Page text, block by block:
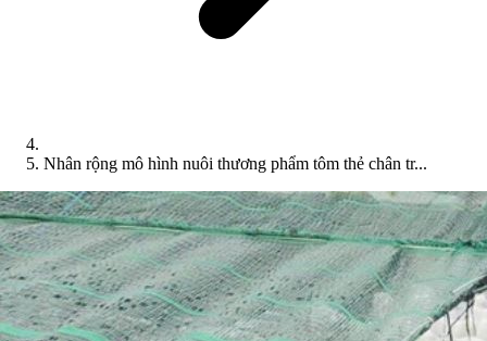
Nhân rộng mô hình nuôi thương phẩm tôm thẻ chân tr...